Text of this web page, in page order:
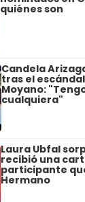
quiénes son
Candela
tras el
Moyano:
cualquiera"
Laura Ubfal
recibió una
participante
Hermano